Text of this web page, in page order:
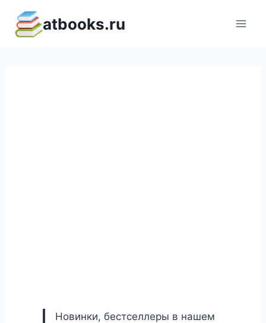
содержимому
atbooks.ru
Новинки, бестселлеры в нашем